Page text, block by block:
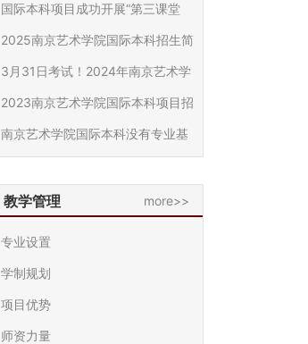
国际本科项目成功开展“第三课堂
2025南京艺术学院国际本科招生简
3月31日考试！2024年南京艺术学
院
2023南京艺术学院国际本科项目招
南京艺术学院国际本科没有专业基
教学管理 more>>
专业设置
学制规划
项目优势
师资力量